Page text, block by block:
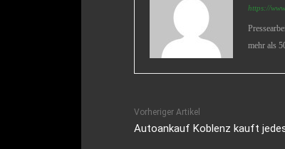
https://
mehr als
Vorheriger Artikel
Autoankauf Koblenz kauft